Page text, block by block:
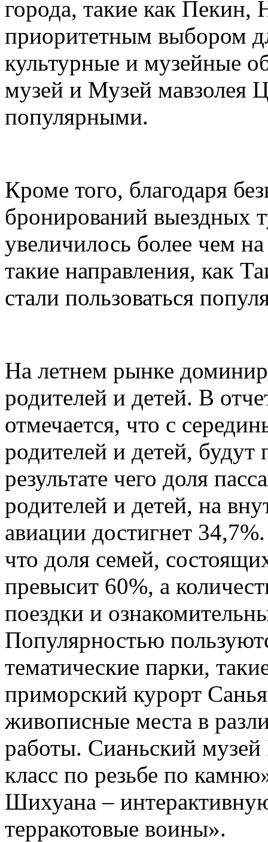
города, такие как Пекин,
приоритетным выбором
культурные и музейные
музей и Музей мавзолея
популярными.
Кроме того, благодаря
бронирований выездных
увеличилось более чем
такие направления, как
стали пользоваться
На летнем рынке
родителей и детей. В
отмечается, что с
родителей и детей, будут
результате чего доля
родителей и детей, на
авиации достигнет
что доля семей,
превысит 60%, а
поездки и
Популярностью
тематические парки,
приморский курорт
живописные места в
работы. Сианьский
класс по резьбе по
Шихуана –
терракотовые воины».